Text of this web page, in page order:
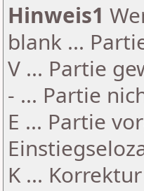
Hinweis1
blank ...
V ... Partie
- ... Partie
E ... Partie
K ...